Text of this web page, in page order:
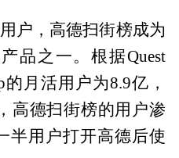
户，高德扫街榜成为
品之一。根据Quest
月活用户为8.9亿，
高德扫街榜的用户渗
半用户打开高德后使